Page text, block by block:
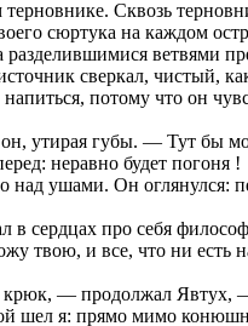
Сквозь
сюртука на каждом
ветвями
сверкал, чистый,
потому что он
утирая губы. — Тут бы
неравно будет погоня !
над ушами. Он оглянулся:
в сердцах про себя
твою, и все, что ни есть
— продолжал Явтух,
шел я: прямо мимо